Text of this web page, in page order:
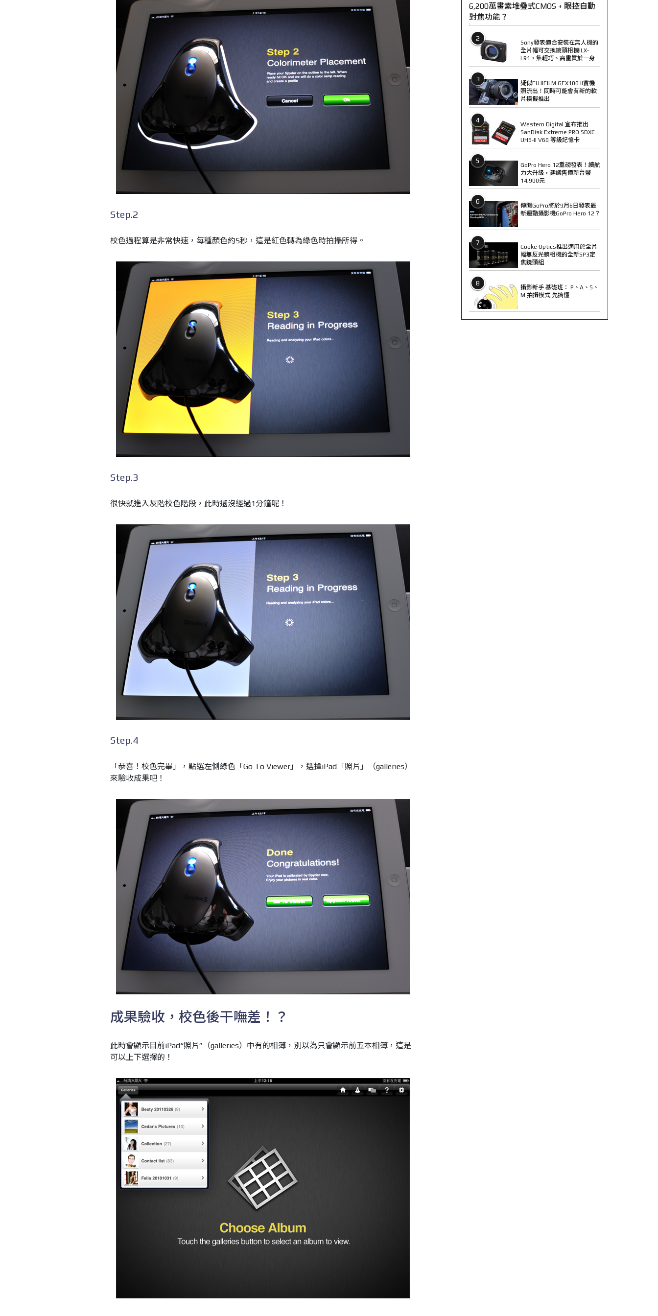
Step.2
校色過程算是非常快速，每種顏色約5秒，這是紅色轉為綠色時拍攝所得。
Step.3
很快就進入灰階校色階段，此時還沒經過1分鐘呢！
Step.4
「恭喜！校色完畢」，點選左側綠色「Go To Viewer」，選擇iPad「照片」（galleries）
來驗收成果吧！
成果驗收，校色後干嘸差！？
此時會顯示目前iPad“照片”（galleries）中有的相簿，別以為只會顯示前五本相簿，這是
可以上下選擇的！
6,200萬畫素堆疊式CMOS + 眼控自動
對焦功能？
2
Sony發表適合安裝在無人機的
全片幅可交換鏡頭相機ILX-
LR1，集輕巧、高畫質於一身
3
疑似FUJIFILM GFX100 II實機
照流出！同時可能會有新的軟
片模擬推出
4
Western Digital 宣布推出
SanDisk Extreme PRO SDXC
UHS-II V60 等級記憶卡
5
GoPro Hero 12重磅發表！續航
力大升級，建議售價新台幣
14,900元
6
傳聞GoPro將於9月6日發表最
新運動攝影機GoPro Hero 12？
7
Cooke Optics推出適用於全片
幅無反光鏡相機的全新SP3定
焦鏡頭組
8
攝影新手 基礎班： P、A、S、
M 拍攝模式 先搞懂